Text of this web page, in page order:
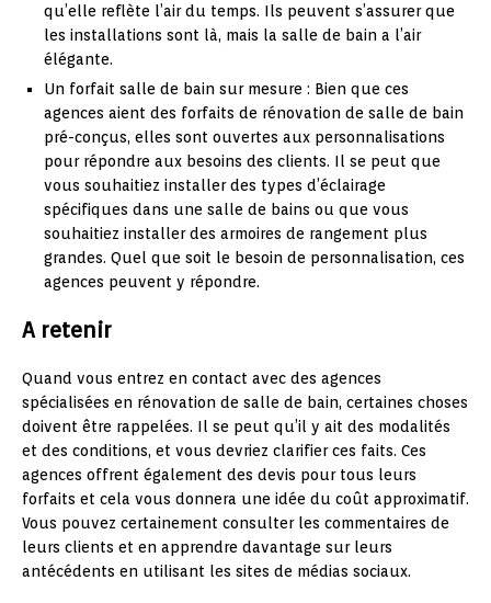
qu’elle reflète l’air du temps. Ils peuvent s’assurer que
les installations sont là, mais la salle de bain a l’air
élégante.
Un forfait salle de bain sur mesure : Bien que ces
agences aient des forfaits de rénovation de salle de bain
pré-conçus, elles sont ouvertes aux personnalisations
pour répondre aux besoins des clients. Il se peut que
vous souhaitiez installer des types d’éclairage
spécifiques dans une salle de bains ou que vous
souhaitiez installer des armoires de rangement plus
grandes. Quel que soit le besoin de personnalisation, ces
agences peuvent y répondre.
A retenir
Quand vous entrez en contact avec des agences
spécialisées en rénovation de salle de bain, certaines choses
doivent être rappelées. Il se peut qu’il y ait des modalités
et des conditions, et vous devriez clarifier ces faits. Ces
agences offrent également des devis pour tous leurs
forfaits et cela vous donnera une idée du coût approximatif.
Vous pouvez certainement consulter les commentaires de
leurs clients et en apprendre davantage sur leurs
antécédents en utilisant les sites de médias sociaux.